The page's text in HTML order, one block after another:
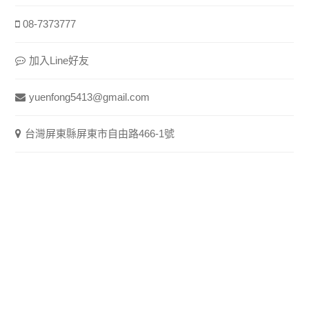
08-7373777
加入Line好友
yuenfong5413@gmail.com
台灣屏東縣屏東市自由路466-1號